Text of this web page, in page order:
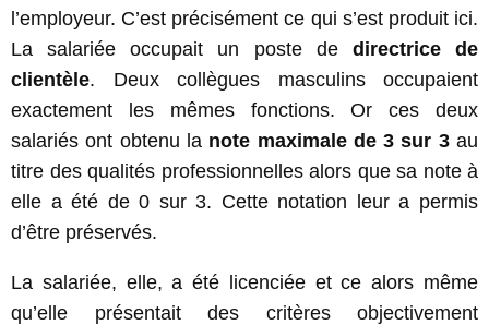
l’employeur. C’est précisément ce qui s’est produit ici.
La salariée occupait un poste de directrice de
clientèle. Deux collègues masculins occupaient
exactement les mêmes fonctions. Or ces deux
salariés ont obtenu la note maximale de 3 sur 3au
titre des qualités professionnelles alors que sa note à
elle a été de 0 sur 3. Cette notation leur a permis
d’être préservés.
La salariée, elle, a été licenciée et ce alors même
qu’elle présentait des critères objectivement